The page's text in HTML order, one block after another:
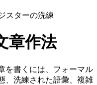
スターの洗練
章作法
を書くには、フォーマル
、洗練された語彙、複雑